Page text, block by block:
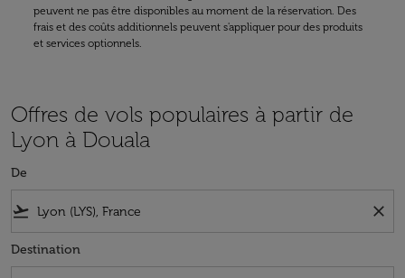
peuvent ne pas être disponibles au moment de la réservation. Des
frais et des coûts additionnels peuvent s'appliquer pour des produits
et services optionnels.
Offres de vols populaires à partir de
Lyon à Douala
De
flight_takeoff close
Destination